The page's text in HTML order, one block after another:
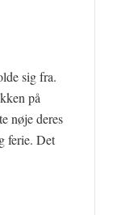
sig fra.
på
nøje deres
ferie. Det